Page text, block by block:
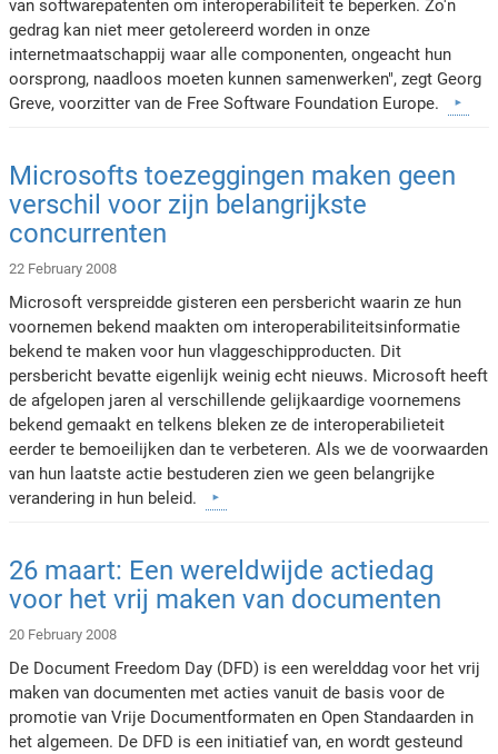
van softwarepatenten om interoperabiliteit te beperken. Zo'n
gedrag kan niet meer getolereerd worden in onze
internetmaatschappij waar alle componenten, ongeacht hun
oorsprong, naadloos moeten kunnen samenwerken", zegt Georg
Greve, voorzitter van de Free Software Foundation Europe.
Microsofts toezeggingen maken geen
verschil voor zijn belangrijkste
concurrenten
22 February 2008
Microsoft verspreidde gisteren een persbericht waarin ze hun
voornemen bekend maakten om interoperabiliteitsinformatie
bekend te maken voor hun vlaggeschipproducten. Dit
persbericht bevatte eigenlijk weinig echt nieuws. Microsoft heeft
de afgelopen jaren al verschillende gelijkaardige voornemens
bekend gemaakt en telkens bleken ze de interoperabilieteit
eerder te bemoeilijken dan te verbeteren. Als we de voorwaarden
van hun laatste actie bestuderen zien we geen belangrijke
verandering in hun beleid.
26 maart: Een wereldwijde actiedag
voor het vrij maken van documenten
20 February 2008
De Document Freedom Day (DFD) is een werelddag voor het vrij
maken van documenten met acties vanuit de basis voor de
promotie van Vrije Documentformaten en Open Standaarden in
het algemeen. De DFD is een initiatief van, en wordt gesteund